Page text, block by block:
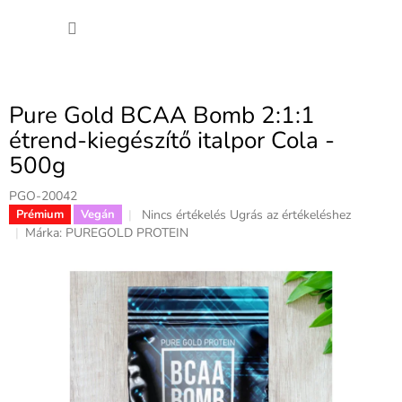
Pure Gold BCAA Bomb 2:1:1
étrend-kiegészítő italpor Cola -
500g
PGO-20042
Prémium Vegán
A
termék
5-
ből
0,0
csillag.
Nincs értékelés Ugrás az értékeléshez
Márka: PUREGOLD PROTEIN